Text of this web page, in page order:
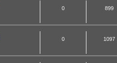
0 899
0 1097